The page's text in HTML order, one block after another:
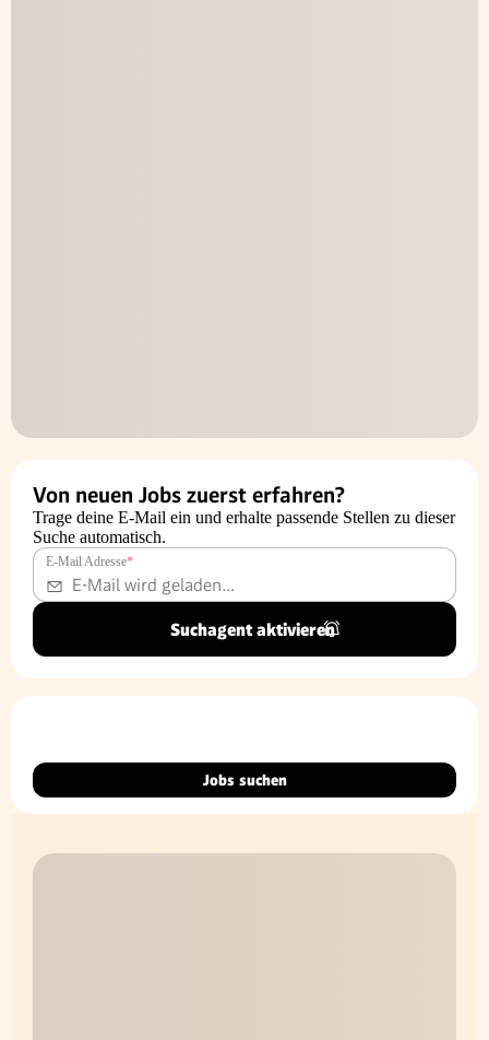
Von neuen Jobs zuerst erfahren?
Trage deine E-Mail ein und erhalte passende Stellen zu dieser
Suche automatisch.
E-Mail Adresse*
Suchagent aktivieren
Jobs suchen